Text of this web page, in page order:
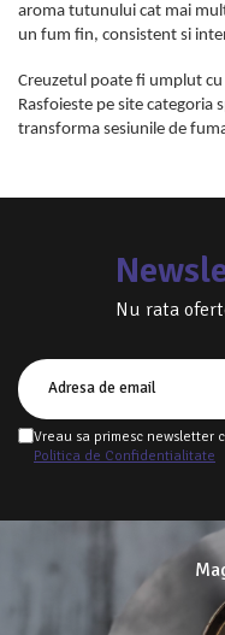
aroma tutunului cat mai
un fum fin, consistent si
Creuzetul poate fi umplut
Rasfoieste pe site categoria
transforma sesiunile de
Nu rata
Vreau sa primesc newsletter
Politica de Confidentialitate